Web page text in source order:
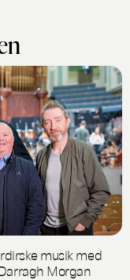
musik med
Morgan